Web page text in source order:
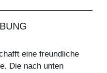
eine freundliche
Die nach unten